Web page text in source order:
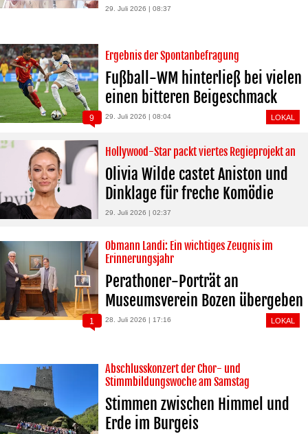
29. Juli 2026 | 08:37
Ergebnis der Spontanbefragung
Fußball-WM hinterließ bei vielen
einen bitteren Beigeschmack
29. Juli 2026 | 08:04 LOKAL
9
Hollywood-Star packt viertes Regieprojekt an
Olivia Wilde castet Aniston und
Dinklage für freche Komödie
29. Juli 2026 | 02:37
Obmann Landi: Ein wichtiges Zeugnis im
Erinnerungsjahr
Perathoner-Porträt an
Museumsverein Bozen übergeben
28. Juli 2026 | 17:16 LOKAL
1
Abschlusskonzert der Chor- und
Stimmbildungswoche am Samstag
Stimmen zwischen Himmel und
Erde im Burgeis